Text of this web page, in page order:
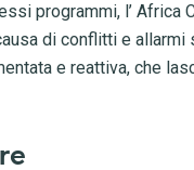
programmi, l’ Africa
di conflitti e allarmi
e reattiva, che